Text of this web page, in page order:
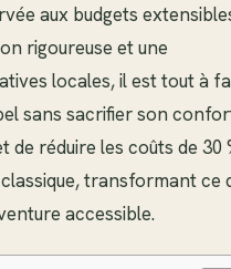
aux budgets
rigoureuse et une
locales, il est tout à
sans sacrifier son
réduire les coûts de 30
transformant ce
accessible.